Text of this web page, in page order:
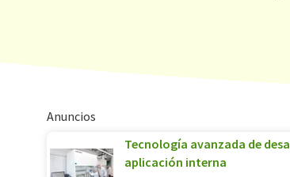
Anuncios
Tecnología avanzada de
aplicación interna